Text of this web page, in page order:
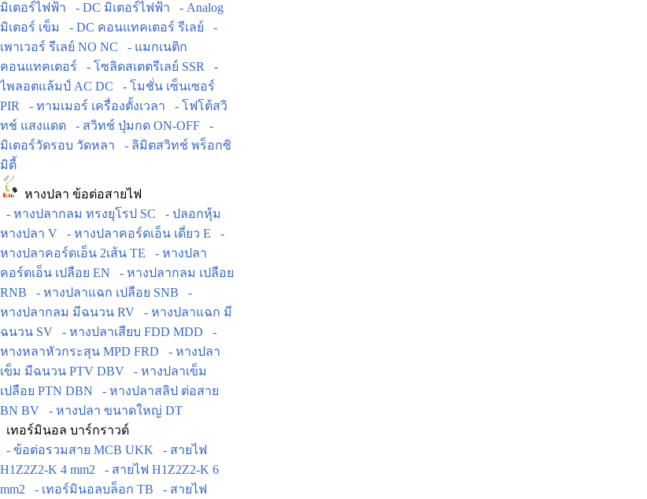
มิเตอร์ไฟฟ้า
- DC มิเตอร์ไฟฟ้า
- Analog
มิเตอร์ เข็ม
- DC คอนแทคเตอร์ รีเลย์
-
เพาเวอร์ รีเลย์ NO NC
- แมกเนติก
คอนแทคเตอร์
- โซลิดสเตตรีเลย์ SSR
-
ไพลอตแล้มป์ AC DC
- โมชั่น เซ็นเซอร์
PIR
- ทามเมอร์ เครื่องตั้งเวลา
- โฟโต้สวิ
ทช์ แสงแดด
- สวิทช์ ปุ่มกด ON-OFF
-
มิเตอร์วัดรอบ วัดหลา
- ลิมิตสวิทช์ พร็อกซิ
มิตี้
หางปลา ข้อต่อสายไฟ
- หางปลากลม ทรงยุโรป SC
- ปลอกหุ้ม
หางปลา V
- หางปลาคอร์ดเอ็น เดี่ยว E
-
หางปลาคอร์ดเอ็น 2เส้น TE
- หางปลา
คอร์ดเอ็น เปลือย EN
- หางปลากลม เปลือย
RNB
- หางปลาแฉก เปลือย SNB
-
หางปลากลม มีฉนวน RV
- หางปลาแฉก มี
ฉนวน SV
- หางปลาเสียบ FDD MDD
-
หางหลาหัวกระสุน MPD FRD
- หางปลา
เข็ม มีฉนวน PTV DBV
- หางปลาเข็ม
เปลือย PTN DBN
- หางปลาสลิป ต่อสาย
BN BV
- หางปลา ขนาดใหญ่ DT
เทอร์มินอล บาร์กราวด์
- ข้อต่อรวมสาย MCB UKK
- สายไฟ
H1Z2Z2-K 4 mm2
- สายไฟ H1Z2Z2-K 6
mm2
- เทอร์มินอลบล็อก TB
- สายไฟ